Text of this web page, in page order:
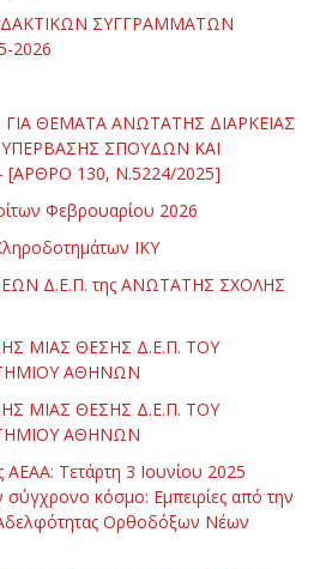
ΣΥΓΓΡΑΜΜΑΤΩΝ
2026
ΘΕΜΑΤΑ ΑΝΩΤΑΤΗΣ ΔΙΑΡΚΕΙΑΣ
ΣΠΟΥΔΩΝ ΚΑΙ
130, Ν.5224/2025]
Φεβρουαρίου 2026
ΙΚΥ
Δ.Ε.Π. της ΑΝΩΤΑΤΗΣ ΣΧΟΛΗΣ
ΜΙΑΣ ΘΕΣΗΣ Δ.Ε.Π. ΤΟΥ
ΑΘΗΝΩΝ
ΜΙΑΣ ΘΕΣΗΣ Δ.Ε.Π. ΤΟΥ
ΑΘΗΝΩΝ
ΑΕΑΑ: Τετάρτη 3 Ιουνίου 2025
κόσμο: Εμπειρίες από την
Ορθοδόξων Νέων